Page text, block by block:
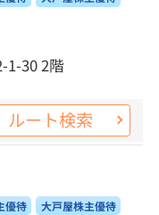
1-30 2階
ルート検索
優待 大戸屋株主優待